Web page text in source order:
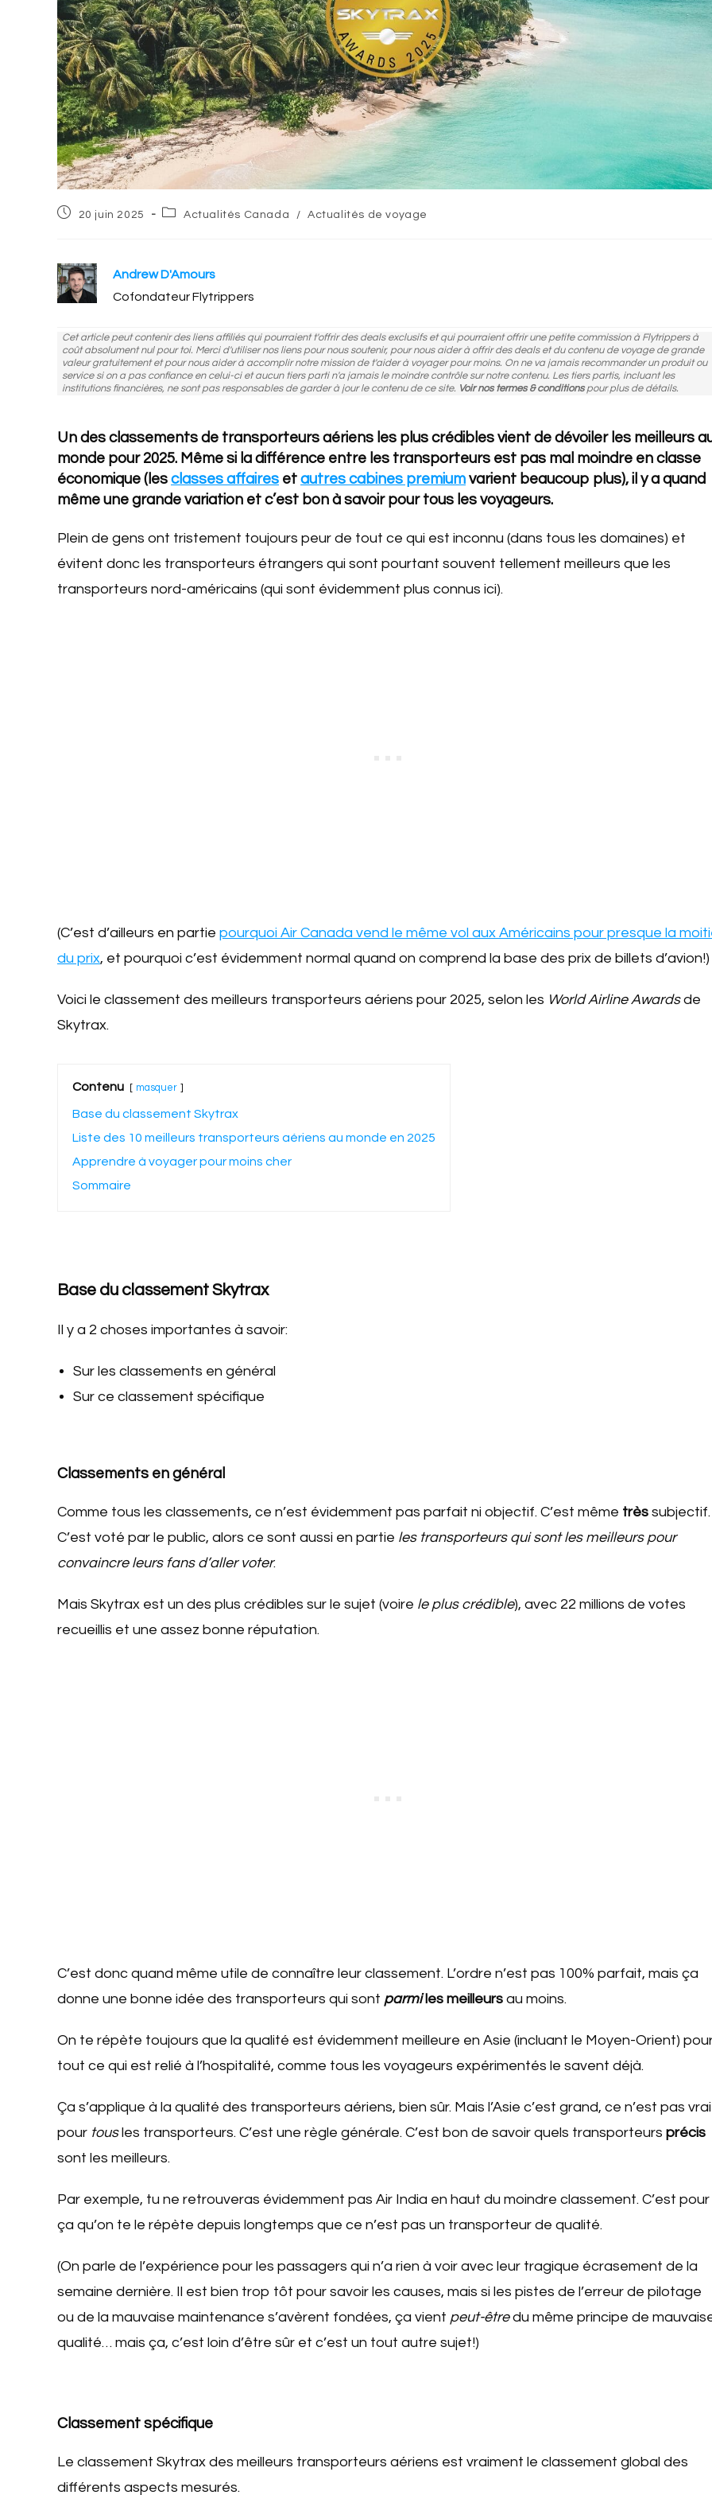
Post20 juin 2025
PostActualités Canada / Actualités de voyage
Andrew D'Amours
Cofondateur Flytrippers
Cet article peut contenir des liens affiliés qui pourraient t'offrir des deals exclusifs et qui pourraient offrir une petite commission à Flytrippers à
coût absolument nul pour toi. Merci d'utiliser nos liens pour nous soutenir, pour nous aider à offrir des deals et du contenu de voyage de grande
valeur gratuitement et pour nous aider à accomplir notre mission de t'aider à voyager pour moins. On ne va jamais recommander un produit ou
service si on a pas confiance en celui-ci et aucun tiers parti n'a jamais le moindre contrôle sur notre contenu. Les tiers partis, incluant les
institutions financières, ne sont pas responsables de garder à jour le contenu de ce site. Voir nos termes & conditionspour plus de détails.
Un des classements de transporteurs aériens les plus crédibles vient de dévoiler les meilleurs
monde pour 2025. Même si la différence entre les transporteurs est pas mal moindre en classe
économique (les classes affaires et autres cabines premium varient beaucoup plus), il y a quand
même une grande variation et c’est bon à savoir pour tous les voyageurs.
Plein de gens ont tristement toujours peur de tout ce qui est inconnu (dans tous les domaines) et
évitent donc les transporteurs étrangers qui sont pourtant souvent tellement meilleurs que les
transporteurs nord-américains (qui sont évidemment plus connus ici).
(C’est d’ailleurs en partie pourquoi Air Canada vend le même vol aux Américains pour presque la
du prix, et pourquoi c’est évidemment normal quand on comprend la base des prix de billets d’avion!)
Voici le classement des meilleurs transporteurs aériens pour 2025, selon les World Airline Awardsde
Skytrax.
Contenu masquer
Base du classement Skytrax
Liste des 10 meilleurs transporteurs aériens au monde en 2025
Apprendre à voyager pour moins cher
Sommaire
Base du classement Skytrax
Il y a 2 choses importantes à savoir:
Sur les classements en général
Sur ce classement spécifique
Classements en général
Comme tous les classements, ce n’est évidemment pas parfait ni objectif. C’est même très subjectif.
C’est voté par le public, alors ce sont aussi en partie les transporteurs qui sont les meilleurs pour
convaincre leurs fans d’aller voter.
Mais Skytrax est un des plus crédibles sur le sujet (voire le plus crédible), avec 22 millions de votes
recueillis et une assez bonne réputation.
C’est donc quand même utile de connaître leur classement. L’ordre n’est pas 100% parfait, mais ça
donne une bonne idée des transporteurs qui sont parmi les meilleurs au moins.
On te répète toujours que la qualité est évidemment meilleure en Asie (incluant le Moyen-Orient)
tout ce qui est relié à l’hospitalité, comme tous les voyageurs expérimentés le savent déjà.
Ça s’applique à la qualité des transporteurs aériens, bien sûr. Mais l’Asie c’est grand, ce n’est pas vrai
pour tous les transporteurs. C’est une règle générale. C’est bon de savoir quels transporteurs précis
sont les meilleurs.
Par exemple, tu ne retrouveras évidemment pas Air India en haut du moindre classement. C’est pour
ça qu’on te le répète depuis longtemps que ce n’est pas un transporteur de qualité.
(On parle de l’expérience pour les passagers qui n’a rien à voir avec leur tragique écrasement de la
semaine dernière. Il est bien trop tôt pour savoir les causes, mais si les pistes de l’erreur de pilotage
ou de la mauvaise maintenance s’avèrent fondées, ça vient peut-êtredu même principe de
qualité… mais ça, c’est loin d’être sûr et c’est un tout autre sujet!)
Classement spécifique
Le classement Skytrax des meilleurs transporteurs aériens est vraiment le classement global des
différents aspects mesurés.